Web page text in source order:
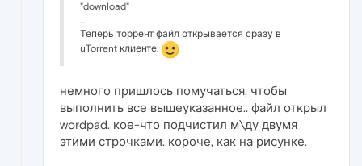
"download"
...
Теперь торрент файл открывается сразу в
uTorrent клиенте.
немного пришлось помучаться, чтобы
выполнить все вышеуказанное.. файл открыл
wordpad. кое-что подчистил м\ду двумя
этими строчками. короче, как на рисунке.